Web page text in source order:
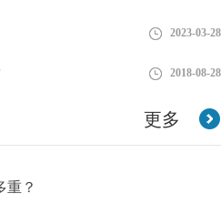
2023-03-28
2018-08-28
更多
洁流程！
的清洗或者更换，那么在后续使用的